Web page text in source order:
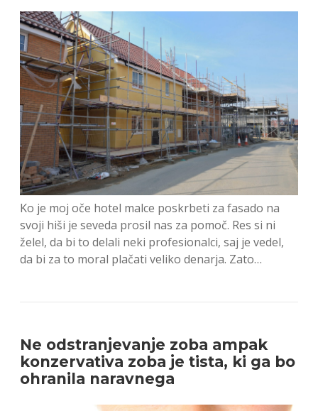
Ko je moj oče hotel malce poskrbeti za fasado na
svoji hiši je seveda prosil nas za pomoč. Res si ni
želel, da bi to delali neki profesionalci, saj je vedel,
da bi za to moral plačati veliko denarja. Zato…
Ne odstranjevanje zoba ampak
konzervativa zoba je tista, ki ga bo
ohranila naravnega